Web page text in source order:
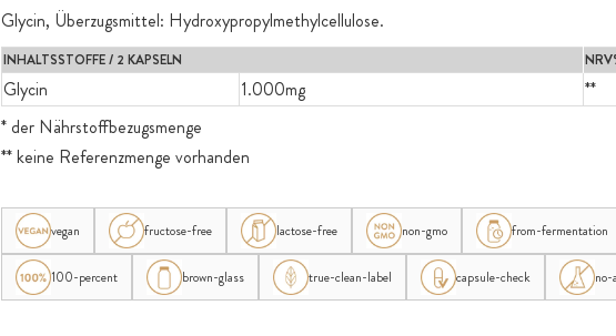
Glycin, Überzugsmittel: Hydroxypropylmethylcellulose.
INHALTSSTOFFE / 2 KAPSELN
Glycin 1.000mg
**
* der Nährstoffbezugsmenge
** keine Referenzmenge vorhanden
vegan fructose-free lactose-free non-gmo from-fermentation
100-percent brown-glass true-clean-label capsule-check